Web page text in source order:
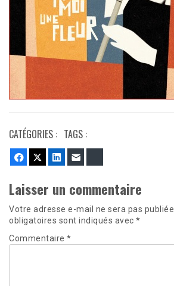
CATÉGORIES : TAGS :
FacebookTwitterLinkedIn
Laisser un commentaire
Votre adresse e-mail ne sera pas publiée.
obligatoires sont indiqués avec *
Commentaire *